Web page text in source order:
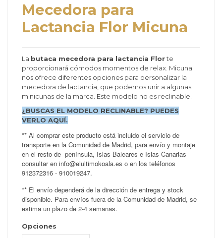
Mecedora para
Lactancia Flor Micuna
La butaca mecedora para lactancia Florte
proporcionará cómodos momentos de relax. Micuna
nos ofrece diferentes opciones para personalizar la
mecedora de lactancia, que podemos unir a algunas
minicunas de la marca. Este modelo no es reclinable.
¿BUSCAS EL MODELO RECLINABLE? PUEDES
VERLO AQUÍ.
** Al comprar este producto está incluido el servicio de
transporte en la Comunidad de Madrid, para envío y montaje
en el resto de península, Islas Baleares e Islas Canarias
consultar en info@elultimokoala.es o en los teléfonos
912372316 - 910019247.
** El envío dependerá de la dirección de entrega y stock
disponible. Para envíos fuera de la Comunidad de Madrid, se
estima un plazo de 2-4 semanas.
Opciones